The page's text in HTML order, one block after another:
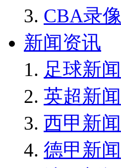
CBA录像
新闻资讯
足球新闻
英超新闻
西甲新闻
德甲新闻